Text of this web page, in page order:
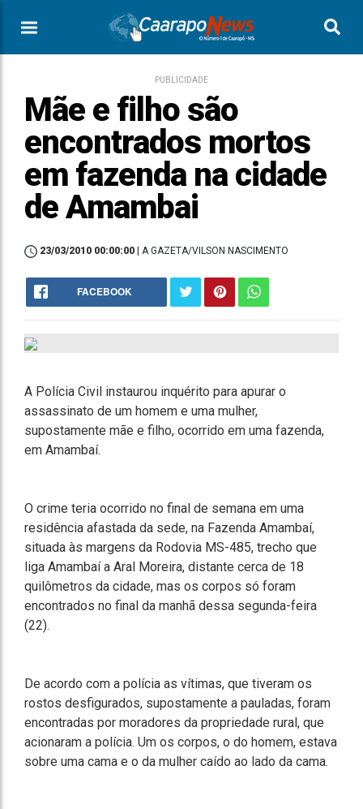
PUBLICIDADE
Mãe e filho são
encontrados mortos
em fazenda na cidade
de Amambai
23/03/2010 00:00:00 | A GAZETA/VILSON NASCIMENTO
FACEBOOK
A Polícia Civil instaurou inquérito para apurar o
assassinato de um homem e uma mulher,
supostamente mãe e filho, ocorrido em uma fazenda,
em Amambaí.
O crime teria ocorrido no final de semana em uma
residência afastada da sede, na Fazenda Amambaí,
situada às margens da Rodovia MS-485, trecho que
liga Amambaí a Aral Moreira, distante cerca de 18
quilômetros da cidade, mas os corpos só foram
encontrados no final da manhã dessa segunda-feira
(22).
De acordo com a polícia as vítimas, que tiveram os
rostos desfigurados, supostamente a pauladas, foram
encontradas por moradores da propriedade rural, que
acionaram a polícia. Um os corpos, o do homem, estava
sobre uma cama e o da mulher caído ao lado da cama.